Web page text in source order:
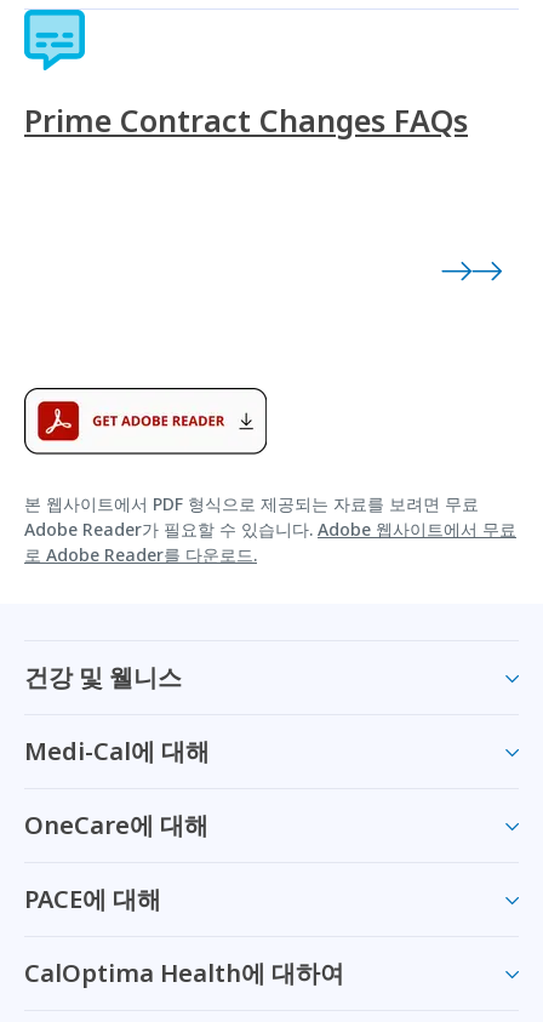
Prime Contract Changes FAQs
본 웹사이트에서 PDF 형식으로 제공되는 자료를 보려면 무료
Adobe Reader가 필요할 수 있습니다. Adobe 웹사이트에서 무료
로 Adobe Reader를 다운로드.
건강 및 웰니스
Medi-Cal에 대해
OneCare에 대해
PACE에 대해
CalOptima Health에 대하여